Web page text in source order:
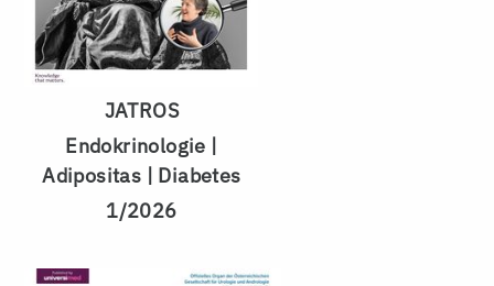
JATROS
Endokrinologie |
Adipositas | Diabetes
1/2026